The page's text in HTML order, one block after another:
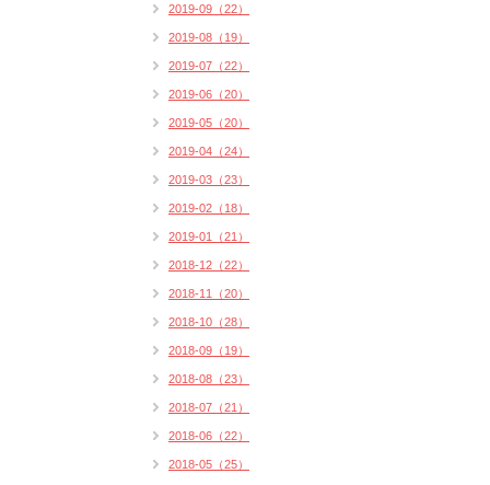
2019-09（22）
2019-08（19）
2019-07（22）
2019-06（20）
2019-05（20）
2019-04（24）
2019-03（23）
2019-02（18）
2019-01（21）
2018-12（22）
2018-11（20）
2018-10（28）
2018-09（19）
2018-08（23）
2018-07（21）
2018-06（22）
2018-05（25）